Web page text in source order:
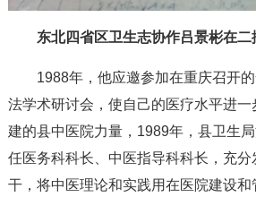
东北四省区卫生志协作吕景彬在
1988年，他应邀参加在重庆召开
法学术研讨会，使自己的医疗水平进一
建的县中医院力量，1989年，县卫生
任医务科科长、中医指导科科长，充
干，将中医理论和实践用在医院建设和